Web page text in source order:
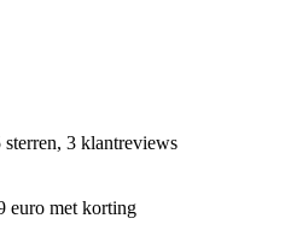
3 klantreviews
euro met korting